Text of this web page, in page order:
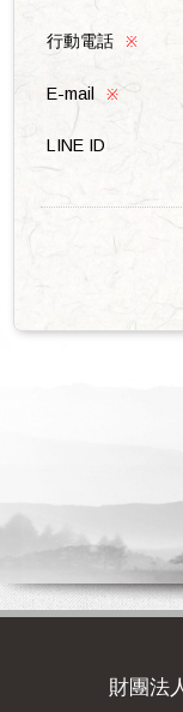
行動電話 ※
E-mail ※
LINE ID
財團法